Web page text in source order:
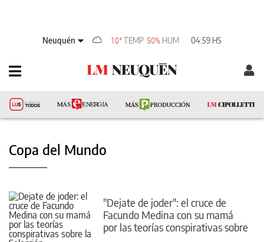
Neuquén 10°TEMP 50% HUM 04:59 HS
Copa del Mundo
"Dejate de joder": el cruce de
Facundo Medina con su mamá
por las teorías conspirativas sobre